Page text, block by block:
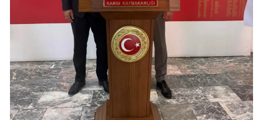
Batman
Bartın
Ardahan
Iğdır